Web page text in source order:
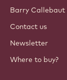
Barry Callebaut
Contact us
Newsletter
Where to buy?